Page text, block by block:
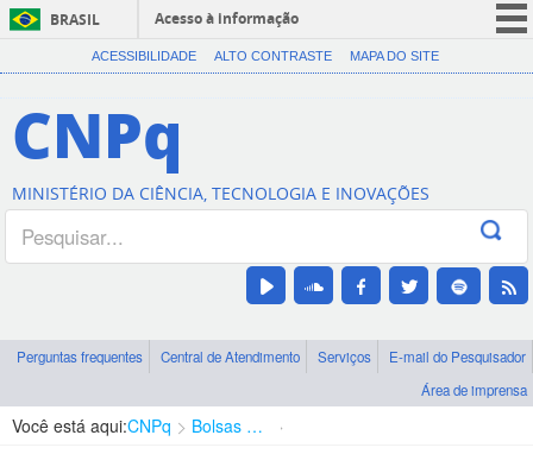
BRASIL
Acesso à informação
CORONAVÍRUS (COVID-19)
Canais
ACESSIBILIDADE ALTO CONTRASTE MAPA DO SITE
CNPq
MINISTÉRIO DA CIÊNCIA, TECNOLOGIA E INOVAÇÕES
Perguntas frequentes Central de Atendimento Serviços
E-mail do Pesquisador
Área de imprensa
Você está aqui:CNPq Bolsas e Auxílios Vigentes